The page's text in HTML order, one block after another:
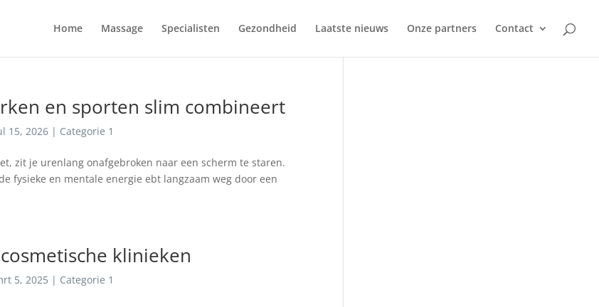
Home Massage Specialisten Gezondheid Laatste nieuws Onze partners Contact
en sporten slim combineert
15, 2026 | Categorie 1
zit je urenlang onafgebroken naar een scherm te staren.
fysieke en mentale energie ebt langzaam weg door een
klinieken
5, 2025 | Categorie 1